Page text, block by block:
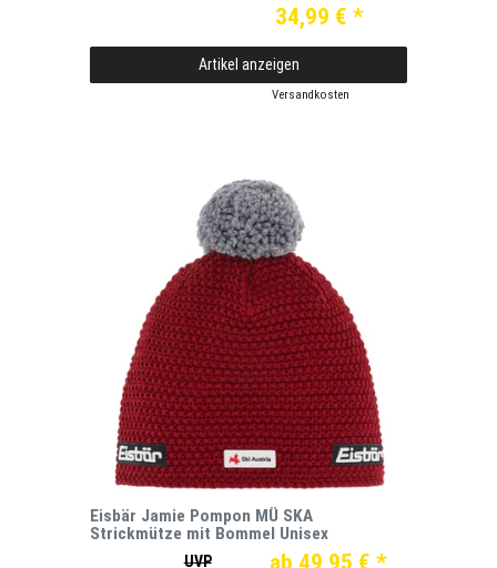
34,99 € *
Artikel anzeigen
Versandkosten
Eisbär Jamie Pompon MÜ SKA
Strickmütze mit Bommel Unisex
UVP